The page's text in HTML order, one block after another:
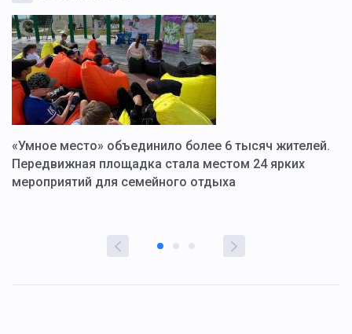
«Умное место» объединило более 6 тысяч жителей.
Передвижная площадка стала местом 24 ярких
мероприятий для семейного отдыха